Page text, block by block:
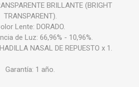
BRILLANTE (BRIGHT
TRANSPARENT).
Lente: DORADO.
de Luz: 66,96% - 10,96%.
NASAL DE REPUESTO x 1.
Garantía: 1 año.